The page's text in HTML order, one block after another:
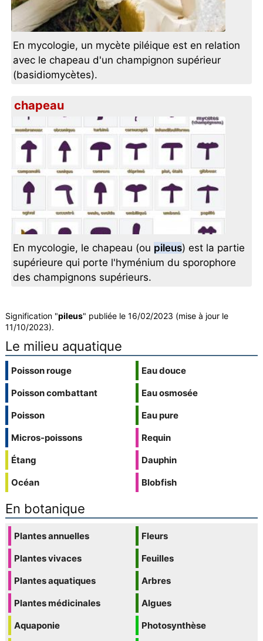
En mycologie, un mycète piléique est en relation
avec le chapeau d'un champignon supérieur
(basidiomycètes).
chapeau
En mycologie, le chapeau (ou pileus) est la partie
supérieure qui porte l'hyménium du sporophore
des champignons supérieurs.
Signification "pileus" publiée le 16/02/2023 (mise à jour le
11/10/2023).
Le milieu aquatique
Poisson rouge
Poisson combattant
Poisson
Micros-poissons
Étang
Océan
Eau douce
Eau osmosée
Eau pure
Requin
Dauphin
Blobfish
En botanique
Plantes annuelles
Plantes vivaces
Plantes aquatiques
Plantes médicinales
Aquaponie
Fleurs
Feuilles
Arbres
Algues
Photosynthèse